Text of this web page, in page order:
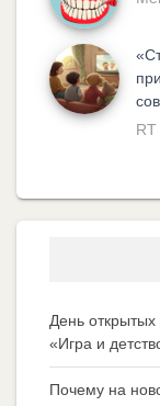
День
«Игра и
Почему на